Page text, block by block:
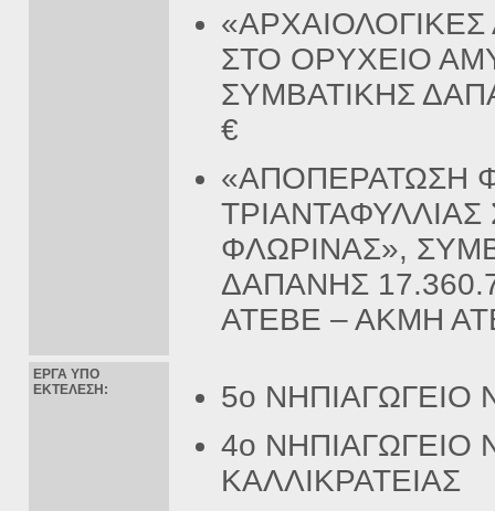
ΣΤΟ ΟΡΥΧΕΙΟ
ΣΥΜΒΑΤΙΚΗΣ
€
«ΑΠΟΠΕΡΑΤΩΣΗ
ΦΛΩΡΙΝΑΣ»,
ΔΑΠΑΝΗΣ
ΑΤΕΒΕ – ΑΚΜΗ
ΕΡΓΑ ΥΠΟ
ΕΚΤΕΛΕΣΗ:
5ο ΝΗΠΙΑΓΩΓΕΙΟ
4ο ΝΗΠΙΑΓΩΓΕΙΟ
ΚΑΛΛΙΚΡΑΤΕΙΑΣ